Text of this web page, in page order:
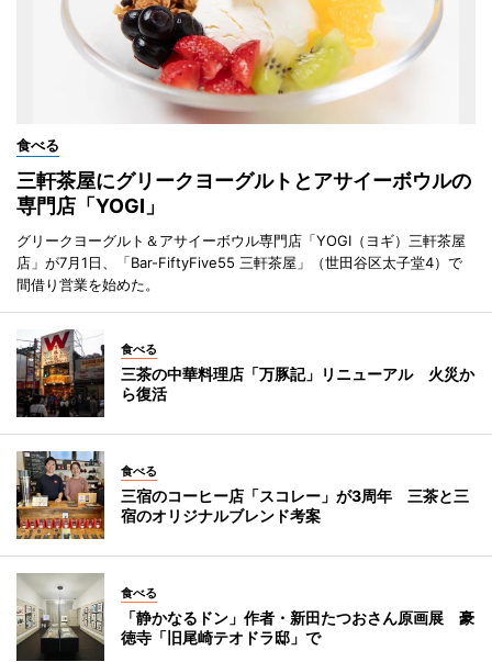
食べる
三軒茶屋にグリークヨーグルトとアサイーボウルの
専門店「YOGI」
グリークヨーグルト＆アサイーボウル専門店「YOGI（ヨギ）三軒茶屋
店」が7月1日、「Bar-FiftyFive55 三軒茶屋」（世田谷区太子堂4）で
間借り営業を始めた。
食べる
三茶の中華料理店「万豚記」リニューアル 火災か
ら復活
食べる
三宿のコーヒー店「スコレー」が3周年 三茶と三
宿のオリジナルブレンド考案
食べる
「静かなるドン」作者・新田たつおさん原画展 豪
徳寺「旧尾崎テオドラ邸」で